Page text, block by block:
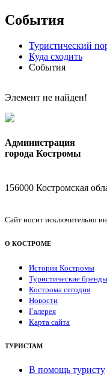
События
Туристический
Куда сходить
События
Элемент не найден!
Администрация
города Костромы
156000 Костромская
Сайт носит исключительно
О КОСТРОМЕ
История Костромы
Туристические бренды
Кострома сегодня
Новости
Галерея
Карта сайта
ТУРИСТАМ
В помощь туристу